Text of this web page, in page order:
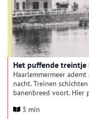
Het puffende
Haarlemmermeer
nacht. Treinen
banenbreed voort. Hier
3 min